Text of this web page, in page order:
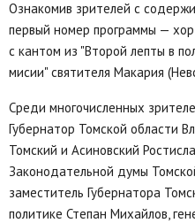
Ознакомив зрителей с
первый номер программы —
с кантом из "Второй лепты в
мисии" святителя Макария
Среди многочисленных
Губернатор Томской области
Томский и Асиновский
Законодательной думы
заместитель Губернатора
политике Степан Михайлов,